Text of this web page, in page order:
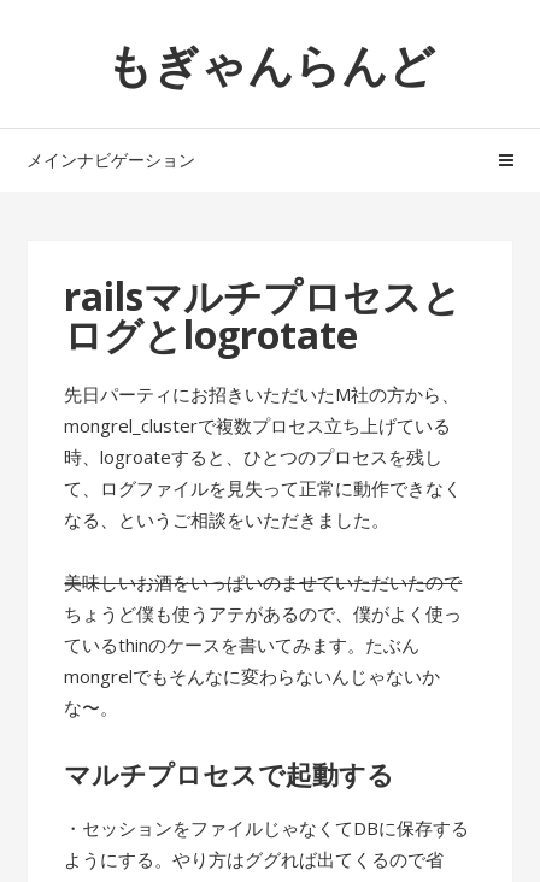
ョ
へ
もぎゃんらんど
メインナビゲーション
railsマルチプロセスと
ログとlogrotate
先日パーティにお招きいただいたM社の方から、
mongrel_clusterで複数プロセス立ち上げている
時、logroateすると、ひとつのプロセスを残し
て、ログファイルを見失って正常に動作できなく
なる、というご相談をいただきました。
美味しいお酒をいっぱいのませていただいたので
ちょうど僕も使うアテがあるので、僕がよく使っ
ているthinのケースを書いてみます。たぶん
mongrelでもそんなに変わらないんじゃないか
な〜。
マルチプロセスで起動する
・セッションをファイルじゃなくてDBに保存する
ようにする。やり方はググれば出てくるので省